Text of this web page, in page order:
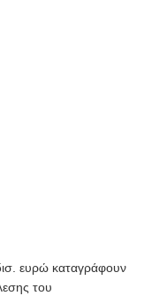
ευρώ καταγράφουν
του